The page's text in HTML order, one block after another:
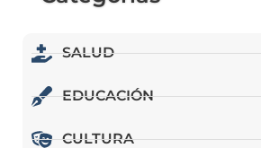
SALUD
EDUCACIÓN
CULTURA